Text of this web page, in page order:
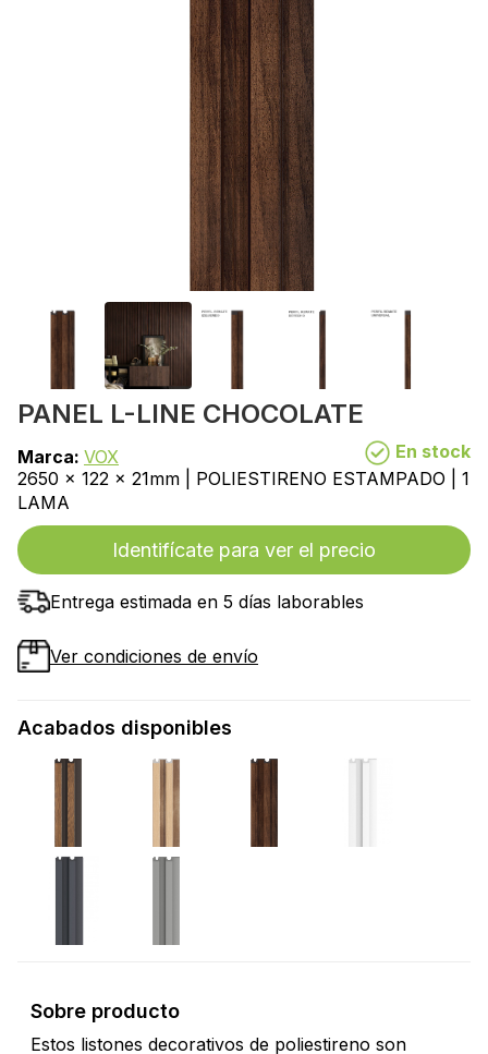
PANEL L-LINE CHOCOLATE
Marca: VOX
En stock
2650 x 122 x 21mm | POLIESTIRENO ESTAMPADO | 1
LAMA
Identifícate para ver el precio
Entrega estimada en 5 días laborables
Ver condiciones de envío
Acabados disponibles
Sobre producto
Estos listones decorativos de poliestireno son